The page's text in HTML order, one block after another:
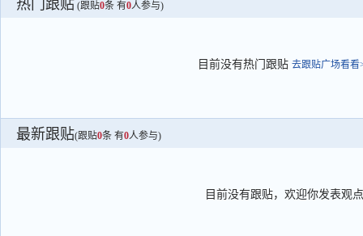
热门跟贴 (跟贴0条 有0人参与)
目前没有热门跟贴 去跟贴广场看看
最新跟贴(跟贴0条 有0人参与)
目前没有跟贴，欢迎你发表观点